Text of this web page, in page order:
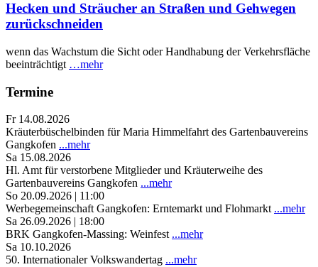
Hecken und Sträucher an Straßen und Gehwegen
zurückschneiden
wenn das Wachstum die Sicht oder Handhabung der Verkehrsfläche
beeinträchtigt …mehr
Termine
Fr 14.08.2026
Kräuterbüschelbinden für Maria Himmelfahrt des Gartenbauvereins
Gangkofen ...mehr
Sa 15.08.2026
Hl. Amt für verstorbene Mitglieder und Kräuterweihe des
Gartenbauvereins Gangkofen ...mehr
So 20.09.2026 | 11:00
Werbegemeinschaft Gangkofen: Erntemarkt und Flohmarkt ...mehr
Sa 26.09.2026 | 18:00
BRK Gangkofen-Massing: Weinfest ...mehr
Sa 10.10.2026
50. Internationaler Volkswandertag ...mehr